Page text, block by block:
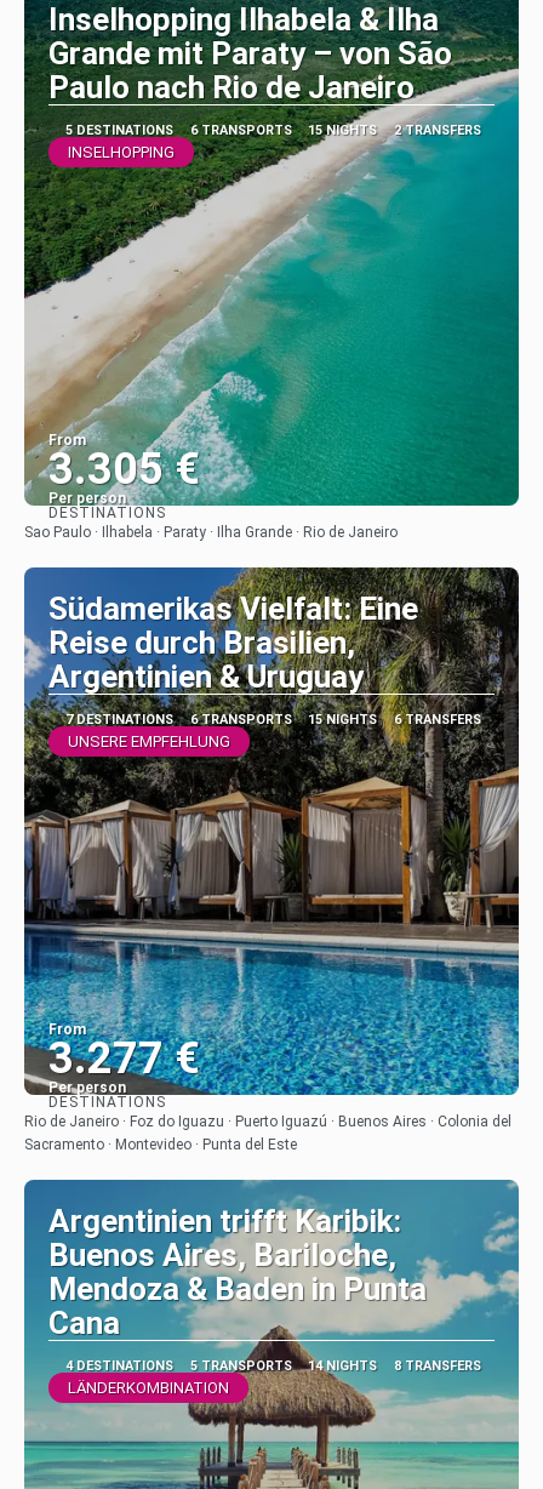
Inselhopping Ilhabela & Ilha
Grande mit Paraty – von São
Paulo nach Rio de Janeiro
5 DESTINATIONS 6 TRANSPORTS 15 NIGHTS 2 TRANSFERS
INSELHOPPING
From
3.305 €
Per person
See
DESTINATIONS
Sao Paulo · Ilhabela · Paraty · Ilha Grande · Rio de Janeiro
Südamerikas Vielfalt: Eine
Reise durch Brasilien,
Argentinien & Uruguay
7 DESTINATIONS 6 TRANSPORTS 15 NIGHTS 6 TRANSFERS
UNSERE EMPFEHLUNG
From
3.277 €
Per person
See
DESTINATIONS
Rio de Janeiro · Foz do Iguazu · Puerto Iguazú · Buenos Aires · Colonia del
Sacramento · Montevideo · Punta del Este
Argentinien trifft Karibik:
Buenos Aires, Bariloche,
Mendoza & Baden in Punta
Cana
4 DESTINATIONS 5 TRANSPORTS 14 NIGHTS 8 TRANSFERS
LÄNDERKOMBINATION